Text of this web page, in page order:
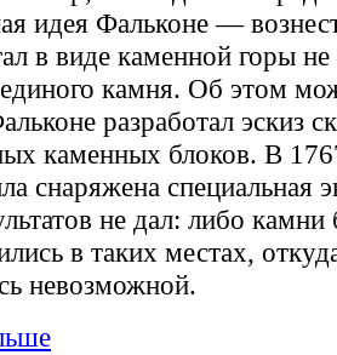
идея Фальконе —
в виде каменной горы
камня. Об этом
разработал эскиз
каменных блоков. В
снаряжена специальная
не дал: либо
в таких местах,
невозможной.